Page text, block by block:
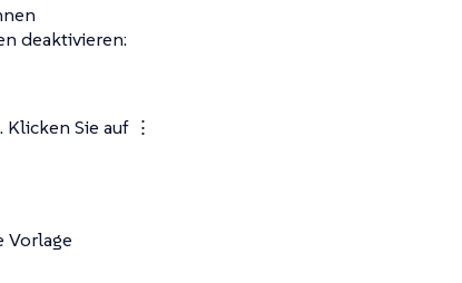
deaktivieren:
Klicken Sie auf ⋮
Vorlage